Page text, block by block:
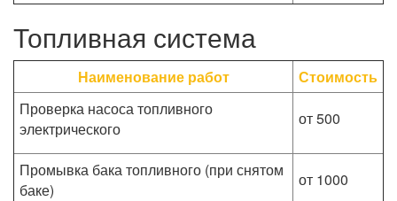
Топливная система
Наименование работ
Стоимость
Проверка насоса топливного
электрического
от 500
Промывка бака топливного (при снятом
баке)
от 1000